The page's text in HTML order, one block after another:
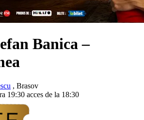
Banica–
, Brasov
19:30 acces de la 18:30